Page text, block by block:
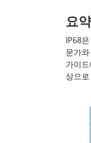
안드로
차량
견고
엣지
로봇 컨
요
IP68
문가
가이
상으